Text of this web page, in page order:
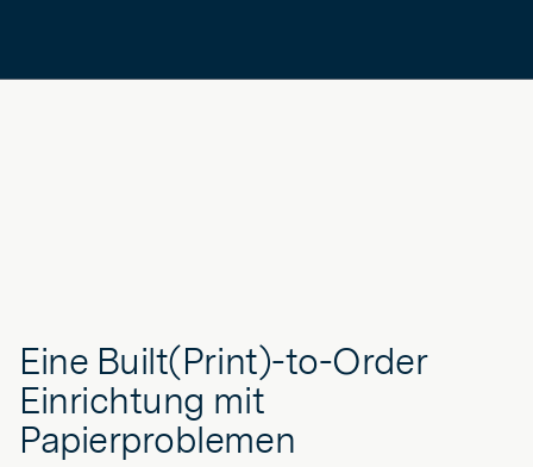
Eine Built(Print)-to-Order
Einrichtung mit
Papierproblemen